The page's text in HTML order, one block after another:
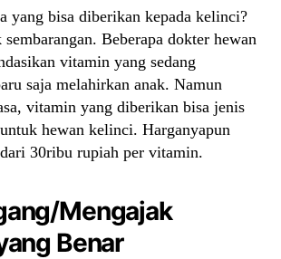
yang bisa diberikan kepada kelinci?
Beberapa dokter hewan
vitamin yang sedang
saja melahirkan anak. Namun
vitamin yang diberikan bisa jenis
hewan kelinci. Harganyapun
30ribu rupiah per vitamin.
Mengajak
Benar